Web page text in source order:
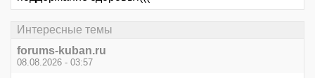
Интересные темы
forums-kuban.ru
08.08.2026 - 03:57